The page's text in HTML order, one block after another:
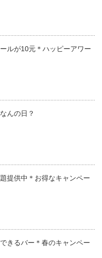
ルが10元＊ハッピーアワー
んの日？
提供中＊お得なキャンペー
きるバー＊春のキャンペー